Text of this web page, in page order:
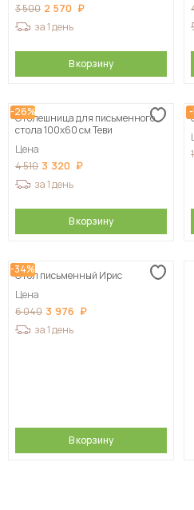
3 500 2 570
за 1 день
В корзину
-26%
Столешница для письменного
стола 100х60 см Теви
Цена
4 510 3 320
за 1 день
В корзину
-34%
Стол письменный Ирис
Цена
6 040 3 976
за 1 день
В корзину